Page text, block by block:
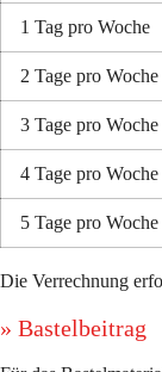
1 Tag pro Woche
2 Tage pro Woche
3 Tage pro Woche
4 Tage pro Woche
5 Tage pro Woche
Die Verrechnung
» Bastelbeitrag